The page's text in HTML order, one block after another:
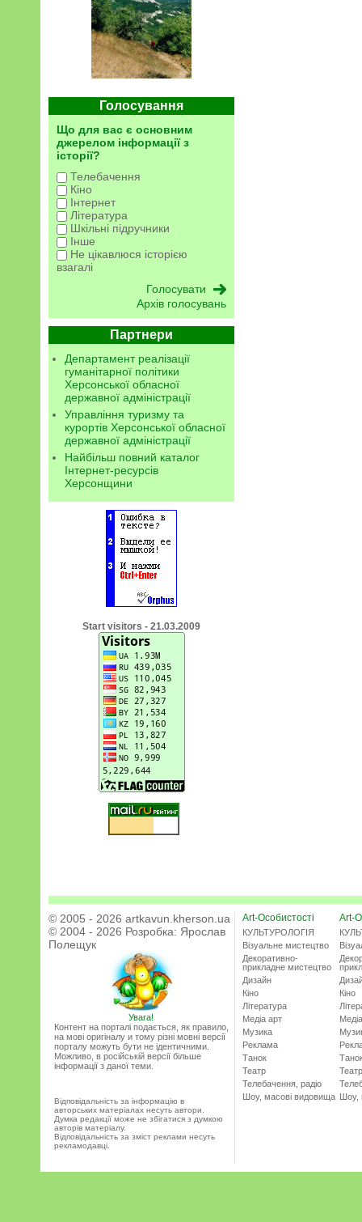
Голосування
Що для вас є основним
джерелом інформації з
історії?
Телебачення
Кіно
Інтернет
Література
Шкільні підручники
Інше
Не цікавлюся історією
взагалі
Архів голосувань
Партнери
Департамент реалізації
гуманітарної політики
Херсонської обласної
державної адміністрації
Управління туризму та
курортів Херсонської обласної
державної адміністрації
Найбільш повний каталог
Інтернет-ресурсів
Херсонщини
Start visitors - 21.03.2009
© 2005 - 2026 artkavun.kherson.ua
© 2004 - 2026 Розробка: Ярослав
Полещук
Увага!
Контент на порталі подається, як правило,
на мові оригіналу и тому різні мовні версії
порталу можуть бути не ідентичними.
Можливо, в російській версії більше
інформації з даної теми.
Відповідальність за інформацію в
авторських матеріалах несуть автори.
Думка редакції може не збігатися з думкою
авторів матеріалу.
Відповідальність за зміст реклами несуть
рекламодавці.
Art-Особистості
КУЛЬТУРОЛОГІЯ
Візуальне мистецтво
Декоративно-
прикладне мистецтво
Дизайн
Кіно
Література
Медіа арт
Музика
Реклама
Танок
Театр
Телебачення, радіо
Шоу, масові видовища
Art-
Кіно
Театр
Шоу,